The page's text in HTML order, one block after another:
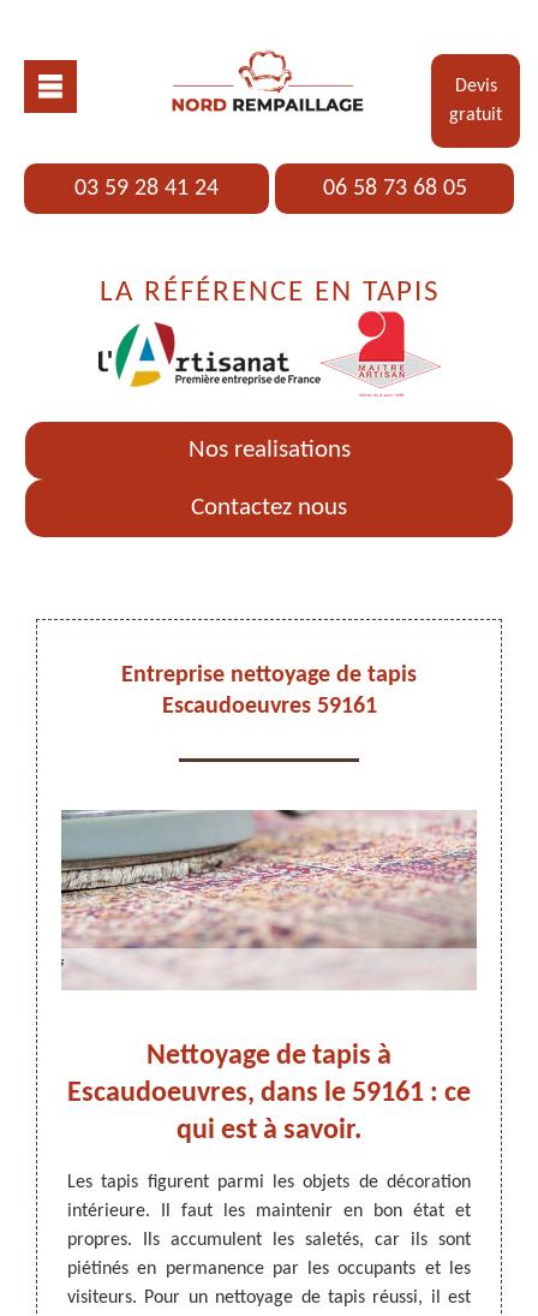
Devis
gratuit
03 59 28 41 24 06 58 73 68 05
LA RÉFÉRENCE EN TAPIS
Nos realisations
Contactez nous
ARTISAN DEZITTER, REMPAILLAGE -
CANNAGE - RECOLLAGE, 59 NORD
Entreprise nettoyage de tapis
Escaudoeuvres 59161
de
tapis
les
Nettoyage de tapis à
Escaudoeuvres, dans le 59161 : ce
qui est à savoir.
Les tapis figurent parmi les objets de décoration
intérieure. Il faut les maintenir en bon état et
propres. Ils accumulent les saletés, car ils sont
piétinés en permanence par les occupants et les
visiteurs. Pour un nettoyage de tapis réussi, il est